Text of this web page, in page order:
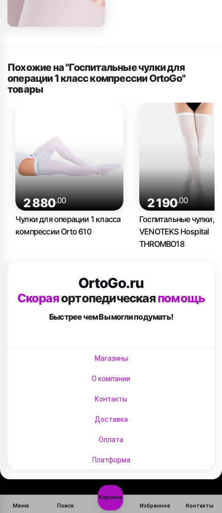
Меню Поиск
Корзина
Избранное
Контакты
Похожие на "Госпитальные чулки для
операции 1 класс компрессии OrtoGo"
товары
2 880.00
Чулки для операции 1 класса
компрессии Orto 610
2 190.00
Госпитальные чулки, 1
VENOTEKS Hospital
THROMBO18
OrtoGo.ru
Скораяортопедическаяпомощь
Быстрее чем Вымогли подумать!
Магазины
О компании
Контакты
Доставка
Оплата
Платформа